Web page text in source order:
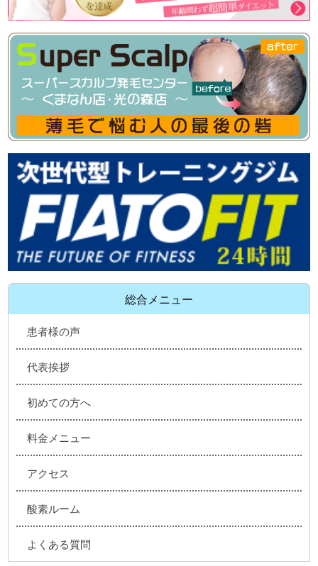
総合メニュー
患者様の声
代表挨拶
初めての方へ
料金メニュー
アクセス
酸素ルーム
よくある質問